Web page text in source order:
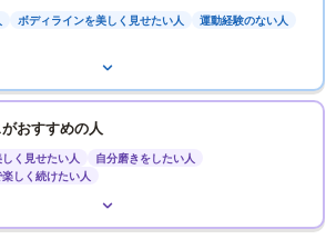
ボディラインを美しく見せたい人 運動経験のない人
おすすめの人
く見せたい人
自分磨きをしたい人
しく続けたい人